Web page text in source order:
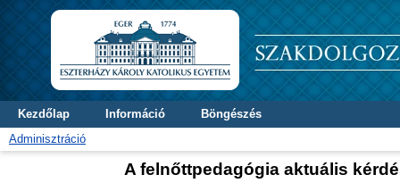
Kezdőlap Információ
Böngészés
Adminisztráció
A felnőttpedagógia aktuális